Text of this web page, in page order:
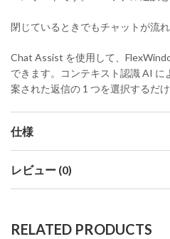
閉じているときでもチャットが流
Chat Assist を使用して、
できます。コンテキスト認識 AI
案された返信の 1 つを選択するだけ
仕様
レビュー (0)
RELATED PRODUCTS